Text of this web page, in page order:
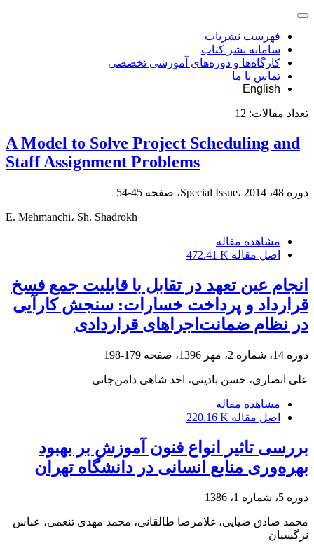
فهرست نشریات
سامانه نشر کتاب
کارگاه‌ها و دوره‌های آموزشی تخصصی
تماس با ما
English
تعداد مقالات: 12
A Model to Solve Project Scheduling and
Staff Assignment Problems
دوره 48، Special Issue، 2014، صفحه 45-54
E. Mehmanchi، Sh. Shadrokh
مشاهده مقاله
اصل مقاله 472.41 K
انجام عین تعهد در تقابل با قابلیت جمع فسخ
قرارداد و پرداخت خسارات: سنجش کارآیی
در نظام ضمانت‌اجراهای قراردادی
دوره 14، شماره 2، مهر 1396، صفحه 179-198
علی انصاری، حسن بادینی، احد شاهی دامن‌جانی
مشاهده مقاله
اصل مقاله 220.16 K
بررسی تاثیر انواع فنون آموزش بر بهبود
بهره‌وری منابع انسانی در دانشگاه تهران
دوره 5، شماره 1، 1386
محمد صادق ضیایی، غلامرضا طالقانی، محمد مهدی تنعمی، عباس
نرگسیان